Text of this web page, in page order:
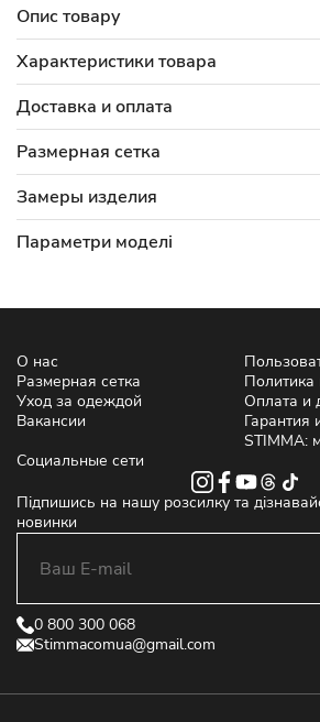
Опис товару
Характеристики товара
Доставка и оплата
Размерная сетка
Замеры изделия
Параметри моделі
О нас
Размерная сетка
Уход за одеждой
Вакансии
Политика
Оплата и
Гарантия
STIMMA:
Социальные сети
Підпишись на нашу розсилку та
новинки
0 800 300 068
Stimmacomua@gmail.com